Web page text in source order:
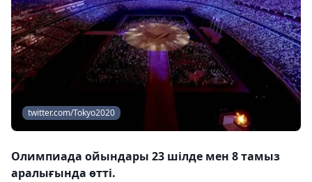
twitter.com/Tokyo2020
Олимпиада ойындары 23 шілде мен 8 тамыз
аралығында өтті.